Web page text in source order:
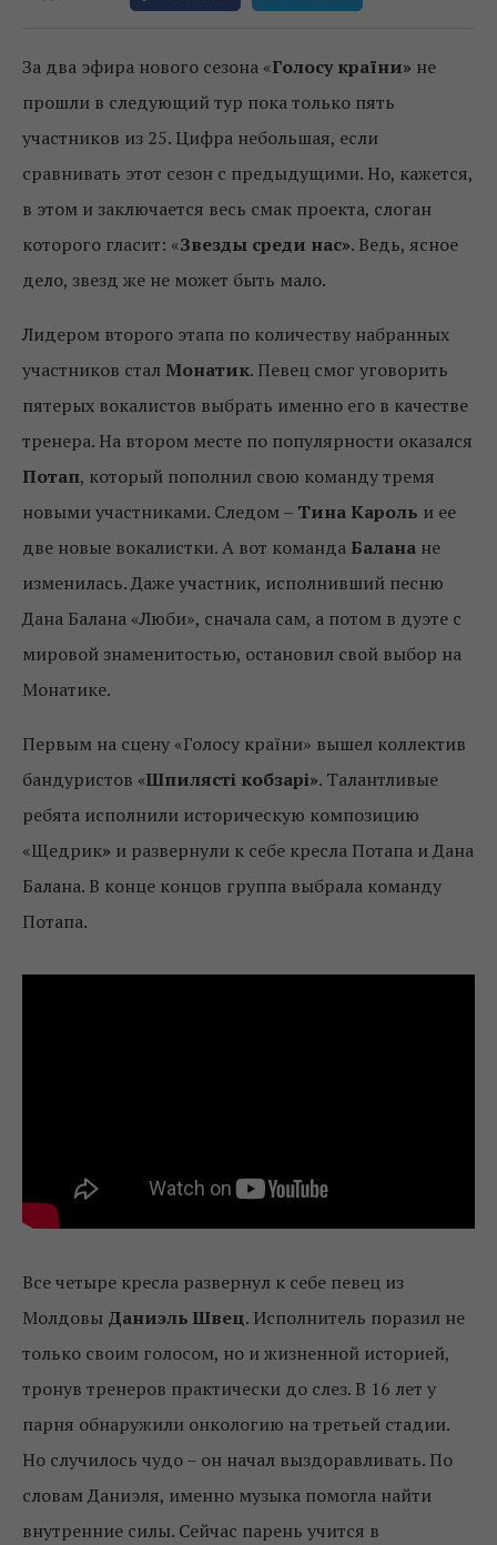
За два эфира нового сезона «Голосу країни» не
прошли в следующий тур пока только пять
участников из 25. Цифра небольшая, если
сравнивать этот сезон с предыдущими. Но, кажется,
в этом и заключается весь смак проекта, слоган
которого гласит: «Звезды среди нас». Ведь, ясное
дело, звезд же не может быть мало.
Лидером второго этапа по количеству набранных
участников сталМонатик. Певец смог уговорить
пятерых вокалистов выбрать именно его в качестве
тренера. На втором месте по популярности оказался
Потап, который пополнил свою команду тремя
новыми участниками. Следом – Тина Кароль и ее
две новые вокалистки. А вот команда Балана не
изменилась. Даже участник, исполнивший песню
Дана Балана «Люби», сначала сам, а потом в дуэте с
мировой знаменитостью, остановил свой выбор на
Монатике.
Первым на сцену «Голосу країни» вышел коллектив
бандуристов «Шпилясті кобзарі». Талантливые
ребята исполнили историческую композицию
«Щедрик» и развернули к себе кресла Потапа и Дана
Балана. В конце концов группа выбрала команду
Потапа.
Все четыре кресла развернул к себе певец из
Молдовы Даниэль Швец. Исполнитель поразил не
только своим голосом, но и жизненной историей,
тронув тренеров практически до слез. В 16 лет у
парня обнаружили онкологию на третьей стадии.
Но случилось чудо – он начал выздоравливать. По
словам Даниэля, именно музыка помогла найти
внутренние силы. Сейчас парень учится в